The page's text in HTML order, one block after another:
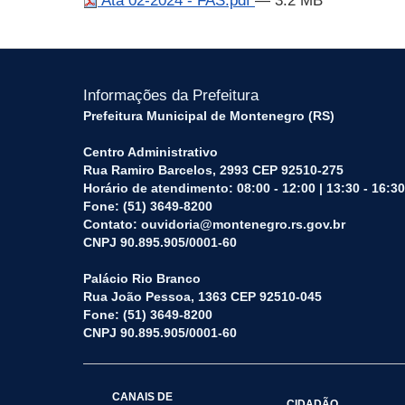
Informações da Prefeitura
Prefeitura Municipal de Montenegro (RS)
Centro Administrativo
Rua Ramiro Barcelos, 2993 CEP 92510-275
Horário de atendimento: 08:00 - 12:00 | 13:30 - 16:30
Fone: (51) 3649-8200
Contato: ouvidoria@montenegro.rs.gov.br
CNPJ 90.895.905/0001-60
Palácio Rio Branco
Rua João Pessoa, 1363 CEP 92510-045
Fone: (51) 3649-8200
CNPJ 90.895.905/0001-60
CANAIS DE